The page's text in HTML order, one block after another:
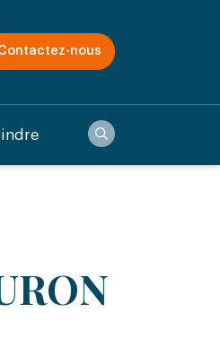
nous
Recherche